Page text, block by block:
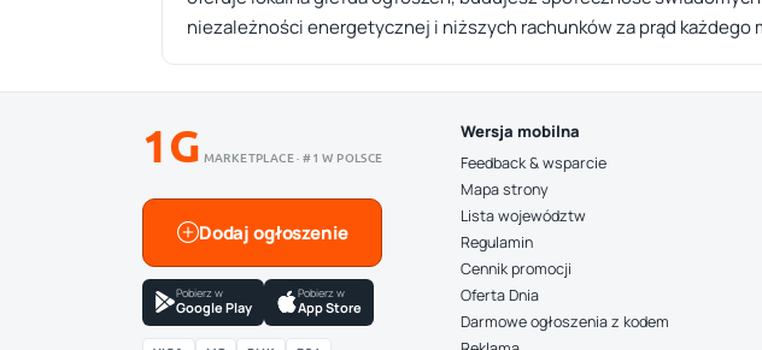
niezależności energetycznej i niższych rachunków za prąd każdego
1G MARKETPLACE · #1 W POLSCE
Dodaj ogłoszenie
Pobierz w
Google Play
Pobierz w
App Store
Wersja mobilna
Feedback & wsparcie
Mapa strony
Lista województw
Regulamin
Cennik promocji
Oferta Dnia
Darmowe ogłoszenia z kodem